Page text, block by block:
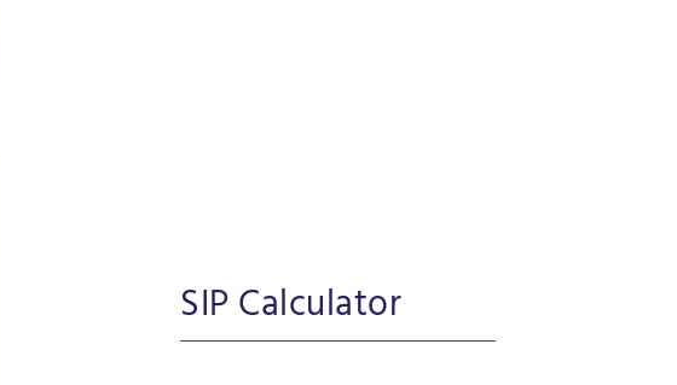
SIP Calculator